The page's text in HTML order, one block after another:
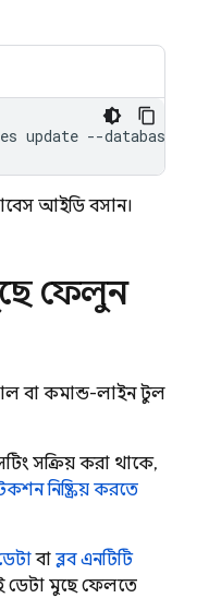
update --database=
আইডি বসান।
ফেলুন
বা কমান্ড-লাইন টুল
সক্রিয় করা থাকে,
নিষ্ক্রিয় করতে
বা ব্লব এনটিটি
ডেটা মুছে ফেলতে